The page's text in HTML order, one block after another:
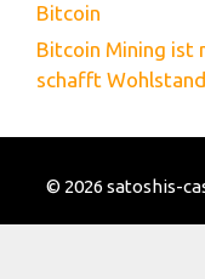
Bitcoin
Bitcoin Mining ist
schafft Wohlstand
© 2026 satoshis-